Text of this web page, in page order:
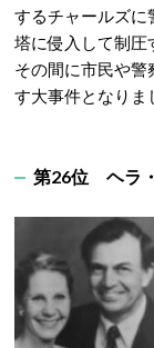
するチャールズに
塔に侵入して制圧
その間に市民や
す大事件となりま
第26位 ヘラ